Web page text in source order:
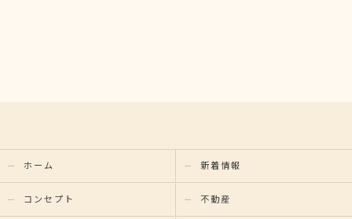
ホーム 新着情報
コンセプト 不動産